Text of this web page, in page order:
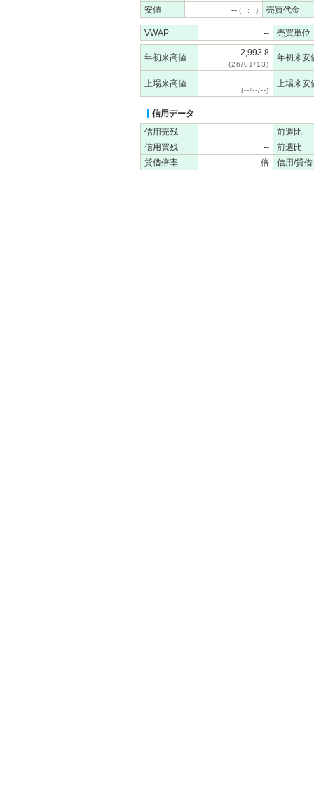
安値
-- (--:--) 売買代金
VWAP -- 売買単位
年初来高値 2,993.8
(26/01/13)
年初来安
上場来高値 --
(--/--/--)
上場来安
信用データ
信用売残
--
前週比
信用買残
--
前週比
貸借倍率
--倍 信用/貸借